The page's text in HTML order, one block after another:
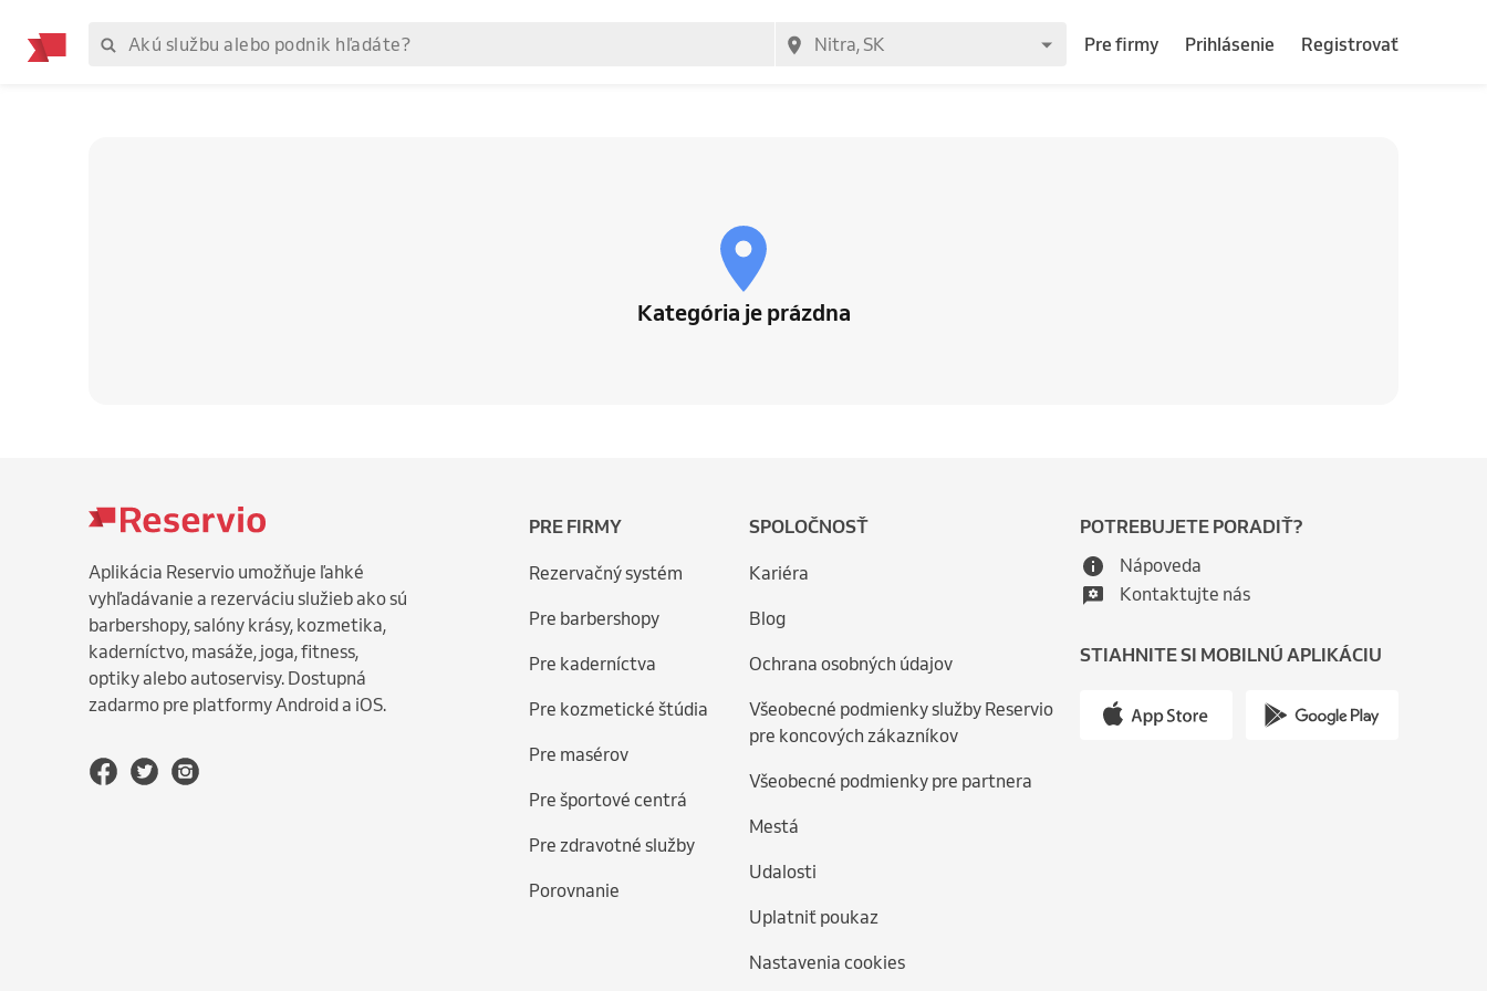
Pre firmy Prihlásenie Registrovať
Kategória je prázdna
Aplikácia Reservio umožňuje ľahké
vyhľadávanie a rezerváciu služieb ako sú
barbershopy, salóny krásy, kozmetika,
kaderníctvo, masáže, joga, fitness,
optiky alebo autoservisy. Dostupná
zadarmo pre platformy Android a iOS.
PRE FIRMY
Rezervačný systém
Pre barbershopy
Pre kaderníctva
Pre kozmetické štúdia
Pre masérov
Pre športové centrá
Pre zdravotné služby
Porovnanie
SPOLOČNOSŤ
Kariéra
Blog
Ochrana osobných údajov
Všeobecné podmienky služby Reservio
pre koncových zákazníkov
Všeobecné podmienky pre partnera
Mestá
Udalosti
Uplatniť poukaz
Nastavenia cookies
POTREBUJETE PORADIŤ?
Nápoveda
Kontaktujte nás
STIAHNITE SI MOBILNÚ APLIKÁCIU